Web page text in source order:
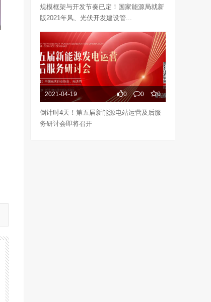
规模框架与开发节奏已定！国家能源局就新
版2021年风、光伏开发建设管...
2021-04-19 0 0 0
倒计时4天！第五届新能源电站运营及后服
务研讨会即将召开